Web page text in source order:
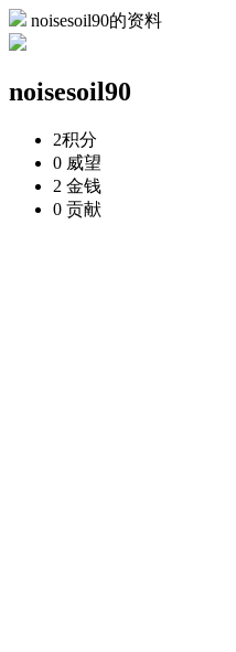
noisesoil90的资料
noisesoil90
2积分
0 威望
2 金钱
0 贡献